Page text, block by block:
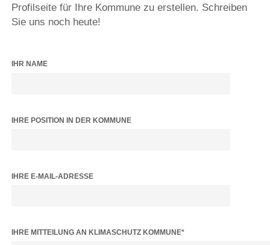
Profilseite für Ihre Kommune zu erstellen. Schreiben
Sie uns noch heute!
IHR NAME
IHRE POSITION IN DER KOMMUNE
IHRE E-MAIL-ADRESSE
BITTE LASSE DIESES FELD LEER.
IHRE MITTEILUNG AN KLIMASCHUTZ KOMMUNE*